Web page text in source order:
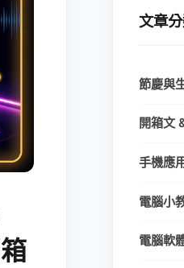
文章
節慶與
開箱文
手機應
電腦小
電腦軟